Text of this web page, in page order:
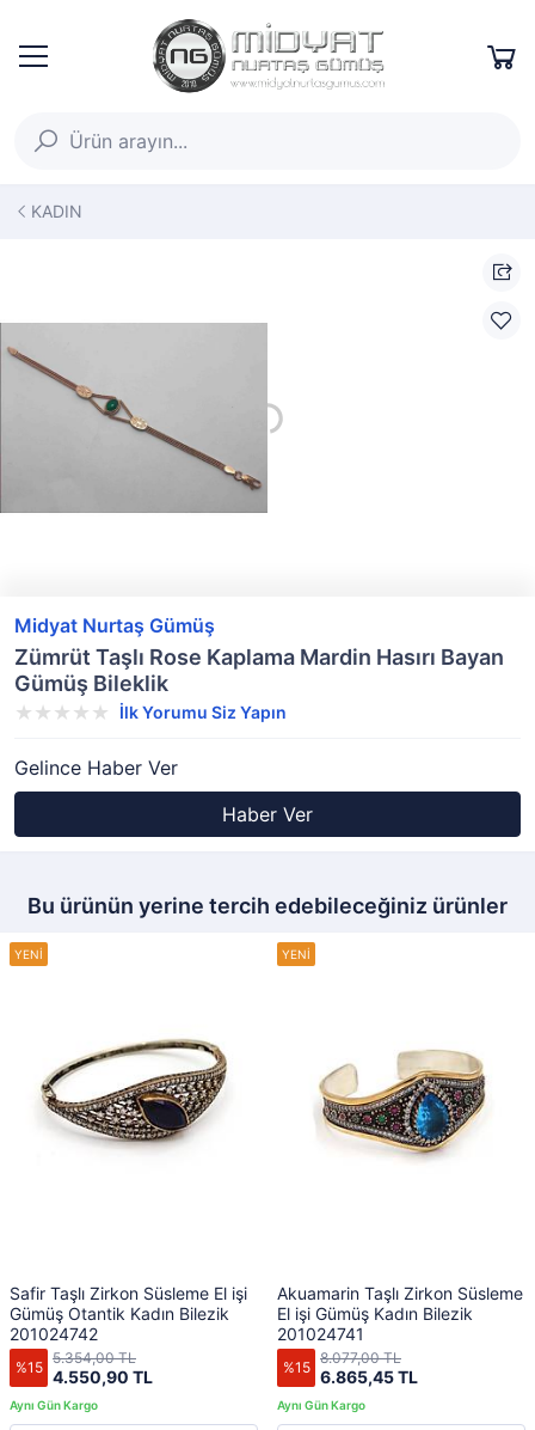
KADIN
Midyat Nurtaş Gümüş
Zümrüt Taşlı Rose Kaplama Mardin Hasırı Bayan
Gümüş Bileklik
İlk Yorumu Siz Yapın
Gelince Haber Ver
Haber Ver
Bu ürünün yerine tercih edebileceğiniz ürünler
Safir Taşlı Zirkon Süsleme El işi
Gümüş Otantik Kadın Bilezik
201024742
%15 4.550,90 TL
5.354,00 TL
Akuamarin Taşlı Zirkon Süsleme
El işi Gümüş Kadın Bilezik
201024741
%15 6.865,45 TL
8.077,00 TL